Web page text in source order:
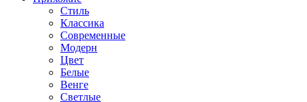
Стиль
Классика
Современные
Модерн
Цвет
Белые
Венге
Светлые